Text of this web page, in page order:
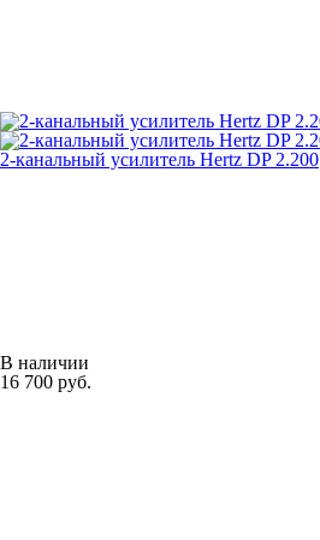
2-канальный усилитель Hertz DP 2.200
В наличии
16 700 руб.